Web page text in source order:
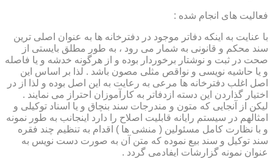
فعالیت های انجام شده :
با عنایت به اینکه دفاتر موجود در دفترخانه ها به عنوان اصلی ترین
سند محکم و قانونی به شمار می رود ، به طور مطلق بایستی از
صحت در ثبت و نوشتار برخوردار بوده و از هرگونه خدشه و یا فاصله
و یا حاشیه نویسی و نواقص مثلی مصون باشد . لذا بر اساس این
اصل اغلب دفترخانه ها مرعی به رعایت به این اصل بوده و لذا از در
اختیار گذاردن این دسته ازدفاتر به کارآموزان احتراز می نمایند .
لیکن از آنجایی که متون و مندرجات سند بنچاق و یا اسناد توکیلی و
امثالهم در سیستم رایانه قابلیت اصلاح را دارد اینجانب به طور نمونه
و با نظارت کامل مسئولین ( منشی ها ) اقدام به تنظیم چند فقره
سند توکیل و سند بیع نموده که متن آن به صورت دست نویس به
عنوان نمونه گزارشات ایفادمی گردد .